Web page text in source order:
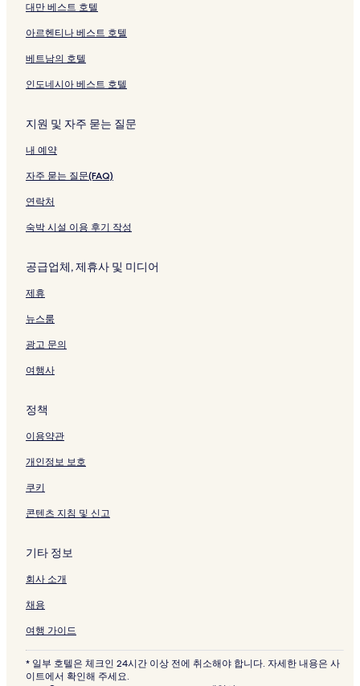
대만 베스트 호텔
아르헨티나 베스트 호텔
베트남의 호텔
인도네시아 베스트 호텔
지원 및 자주 묻는 질문
내 예약
자주 묻는 질문(FAQ)
연락처
숙박 시설 이용 후기 작성
공급업체, 제휴사 및 미디어
제휴
뉴스룸
광고 문의
여행사
정책
이용약관
개인정보 보호
쿠키
콘텐츠 지침 및 신고
기타 정보
회사 소개
채용
여행 가이드
* 일부 호텔은 체크인 24시간 이상 전에 취소해야 합니다. 자세한 내용은 사
이트에서 확인해 주세요.